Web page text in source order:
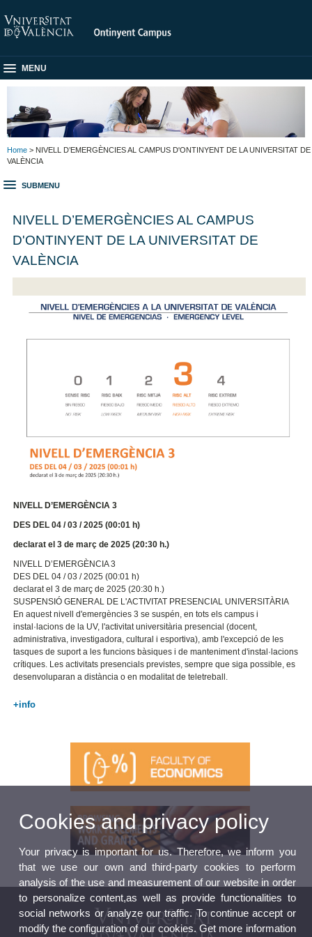
MENU
Home > NIVELL D’EMERGÈNCIES AL CAMPUS D'ONTINYENT DE LA UNIVERSITAT DE
VALÈNCIA
SUBMENU
NIVELL D’EMERGÈNCIES AL CAMPUS
D'ONTINYENT DE LA UNIVERSITAT DE
VALÈNCIA
NIVELL D’EMERGÈNCIA 3
DES DEL 04 / 03 / 2025 (00:01 h)
declarat el 3 de març de 2025 (20:30 h.)
NIVELL D’EMERGÈNCIA 3
DES DEL 04 / 03 / 2025 (00:01 h)
declarat el 3 de març de 2025 (20:30 h.)
SUSPENSIÓ GENERAL DE L'ACTIVITAT PRESENCIAL UNIVERSITÀRIA
En aquest nivell d'emergències 3 se suspén, en tots els campus i
instal·lacions de la UV, l'activitat universitària presencial (docent,
administrativa, investigadora, cultural i esportiva), amb l'excepció de les
tasques de suport a les funcions bàsiques i de manteniment d'instal·lacions
crítiques. Les activitats presencials previstes, sempre que siga possible, es
desenvoluparan a distància o en modalitat de teletreball.
+info
Cookies and privacy policy
Your privacy is important for us. Therefore, we inform you
that we use our own and third-party cookies to perform
analysis of the use and measurement of our website in order
to personalize content,as well as provide functionalities to
social networks or analyze our traffic. To continue accept or
modify the configuration of our cookies. Get more information